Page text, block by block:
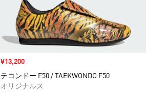
セール価格
¥13,200
テコンドー F50 / TAEKWONDO F50
オリジナルス